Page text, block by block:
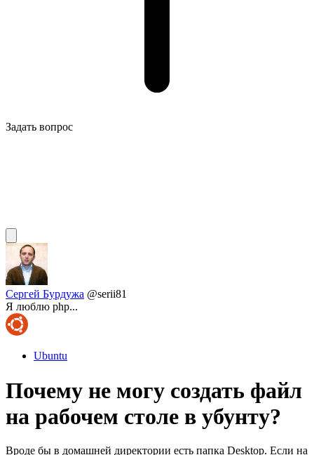
Задать вопрос
Сергей Бурдужа @serii81
Я люблю phр...
Ubuntu
Почему не могу создать файл
на рабочем столе в убунту?
Вроде бы в домашней директории есть папка Desktop. Если на